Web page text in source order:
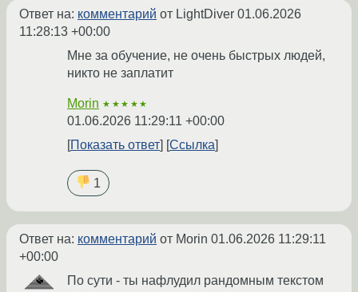
Ответ на: комментарий от LightDiver 01.06.2026
11:28:13 +00:00
Мне за обучение, не очень быстрых людей,
никто не заплатит
Morin ★★★★★
01.06.2026 11:29:11 +00:00
Показать ответ
Ссылка
1
Ответ на: комментарий от Morin 01.06.2026 11:29:11
+00:00
По сути - ты нафлудил рандомным текстом